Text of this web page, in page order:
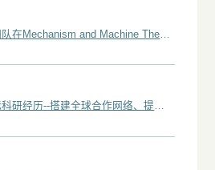
医学生如何获得国际科研经历--搭建全球合作网络、提升专业能力、拓展职业发展路径